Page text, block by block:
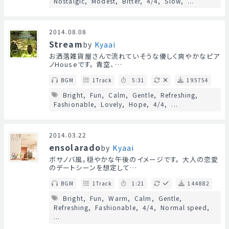
2014.08.08
Streamby Kyaai
お洒落雑貨屋さんで流れていそうな優しく爽やかなピア
ノHouseです。 青空、…
BGM 1Track 5:31 195754
Bright Fun Calm Gentle
Refreshing
Fashionable
Lovely Hope 4/4 ...
2014.03.22
ensolaradoby Kyaai
ボサノバ風。穏やかな午後のイメージです。 大人の恋愛
のデートシーンを想定して…
BGM 1Track 1:21 144882
Bright Fun Warm Calm
Gentle
Refreshing
Fashionable 4/4
Normal speed
...